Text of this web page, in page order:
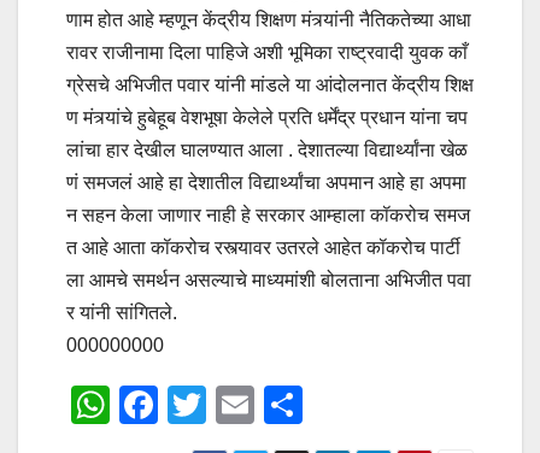
णाम होत आहे म्हणून केंद्रीय शिक्षण मंत्र्यांनी नैतिकतेच्या आधा
रावर राजीनामा दिला पाहिजे अशी भूमिका राष्ट्रवादी युवक काँ
ग्रेसचे अभिजीत पवार यांनी मांडले या आंदोलनात केंद्रीय शिक्ष
ण मंत्र्यांचे हुबेहूब वेशभूषा केलेले प्रति धर्मेंद्र प्रधान यांना चप
लांचा हार देखील घालण्यात आला . देशातल्या विद्यार्थ्यांना खेळ
णं समजलं आहे हा देशातील विद्यार्थ्यांचा अपमान आहे हा अपमा
न सहन केला जाणार नाही हे सरकार आम्हाला कॉकरोच समज
त आहे आता कॉकरोच रस्त्यावर उतरले आहेत कॉकरोच पार्टी
ला आमचे समर्थन असल्याचे माध्यमांशी बोलताना अभिजीत पवा
र यांनी सांगितले.
000000000
W
F
T
wi
E
m h